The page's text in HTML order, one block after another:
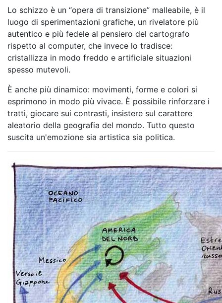
Lo schizzo è un “opera di transizione” malleabile, è il
luogo di sperimentazioni grafiche, un rivelatore più
autentico e più fedele al pensiero del cartografo
rispetto al computer, che invece lo tradisce:
cristallizza in modo freddo e artificiale situazioni
spesso mutevoli.
È anche più dinamico: movimenti, forme e colori si
esprimono in modo più vivace. È possibile rinforzare i
tratti, giocare sui contrasti, insistere sul carattere
aleatorio della geografia del mondo. Tutto questo
suscita un'emozione sia artistica sia politica.